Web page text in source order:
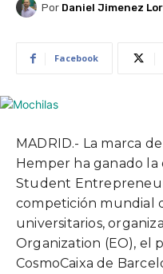
Por Daniel Jimenez
Facebook
MADRID.- La marca
Hemper ha ganado la
Student
competición mundial
universitarios,
Organization (EO), el
CosmoCaixa de